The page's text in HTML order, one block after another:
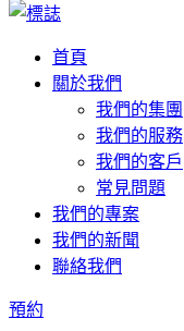
首頁
關於我們
我們的集團
我們的服務
我們的客戶
常見問題
我們的專案
我們的新聞
聯絡我們
預約